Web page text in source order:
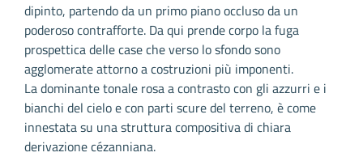
dipinto, partendo da un primo piano occluso da un
poderoso contrafforte. Da qui prende corpo la fuga
prospettica delle case che verso lo sfondo sono
agglomerate attorno a costruzioni più imponenti.
La dominante tonale rosa a contrasto con gli azzurri e i
bianchi del cielo e con parti scure del terreno, è come
innestata su una struttura compositiva di chiara
derivazione cézanniana.